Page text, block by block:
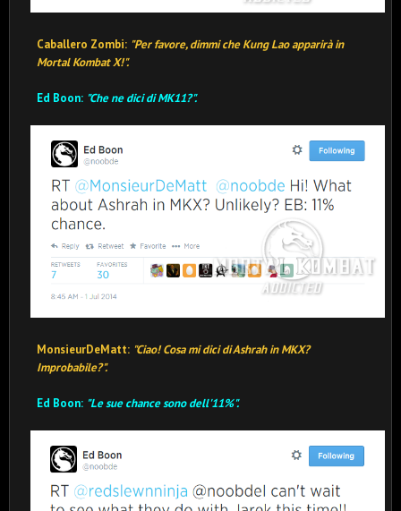
Caballero Zombi: "Per favore, dimmi che Kung Lao apparirà in
Mortal Kombat X!".
Ed Boon: "Che ne dici di MK11?".
MonsieurDeMatt: "Ciao! Cosa mi dici di Ashrah in MKX?
Improbabile?".
Ed Boon: "Le sue chance sono dell'11%".